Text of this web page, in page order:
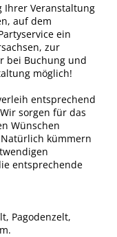
Ihrer Veranstaltung
auf dem
ein
zur
bei Buchung und
möglich!
entsprechend
sorgen für das
Wünschen
kümmern
entsprechende
Pagodenzelt,